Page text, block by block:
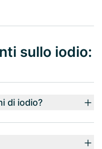
sullo iodio:
di iodio?